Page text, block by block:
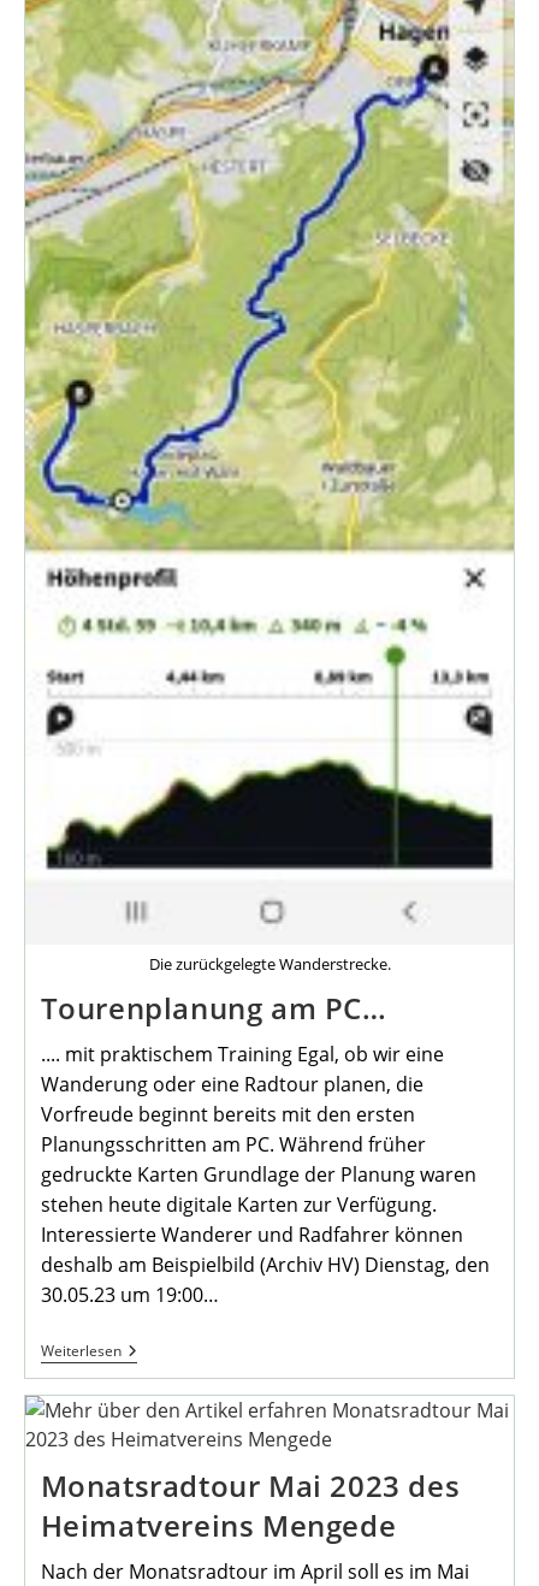
Die zurückgelegte Wanderstrecke.
Tourenplanung am PC…
.... mit praktischem Training Egal, ob wir eine
Wanderung oder eine Radtour planen, die
Vorfreude beginnt bereits mit den ersten
Planungsschritten am PC. Während früher
gedruckte Karten Grundlage der Planung waren
stehen heute digitale Karten zur Verfügung.
Interessierte Wanderer und Radfahrer können
deshalb am Beispielbild (Archiv HV) Dienstag, den
30.05.23 um 19:00…
WeiterlesenTourenplanung
Am
PC…
Monatsradtour Mai 2023 des
Heimatvereins Mengede
Nach der Monatsradtour im April soll es im Mai